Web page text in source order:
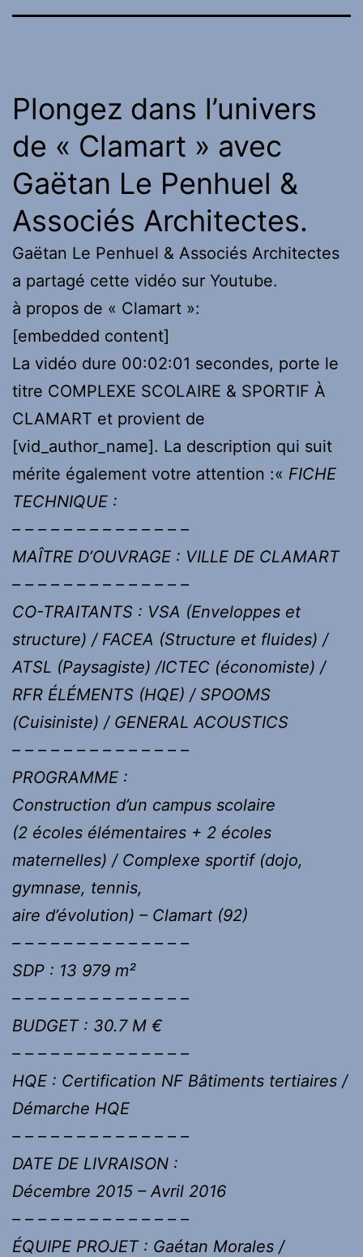
Plongez dans l’univers
de « Clamart » avec
Gaëtan Le Penhuel &
Associés Architectes.
Gaëtan Le Penhuel & Associés Architectes
a partagé cette vidéo sur Youtube.
à propos de « Clamart »:
[embedded content]
La vidéo dure 00:02:01 secondes, porte le
titre COMPLEXE SCOLAIRE & SPORTIF À
CLAMART et provient de
[vid_author_name]. La description qui suit
mérite également votre attention :« FICHE
TECHNIQUE :
– – – – – – – – – – – – – –
MAÎTRE D’OUVRAGE : VILLE DE CLAMART
– – – – – – – – – – – – – –
CO-TRAITANTS : VSA (Enveloppes et
structure) / FACEA (Structure et fluides) /
ATSL (Paysagiste) /ICTEC (économiste) /
RFR ÉLÉMENTS (HQE) / SPOOMS
(Cuisiniste) / GENERAL ACOUSTICS
– – – – – – – – – – – – – –
PROGRAMME :
Construction d’un campus scolaire
(2 écoles élémentaires + 2 écoles
maternelles) / Complexe sportif (dojo,
gymnase, tennis,
aire d’évolution) – Clamart (92)
– – – – – – – – – – – – – –
SDP : 13 979 m²
– – – – – – – – – – – – – –
BUDGET : 30.7 M €
– – – – – – – – – – – – – –
HQE : Certification NF Bâtiments tertiaires /
Démarche HQE
– – – – – – – – – – – – – –
DATE DE LIVRAISON :
Décembre 2015 – Avril 2016
– – – – – – – – – – – – – –
ÉQUIPE PROJET : Gaétan Morales /